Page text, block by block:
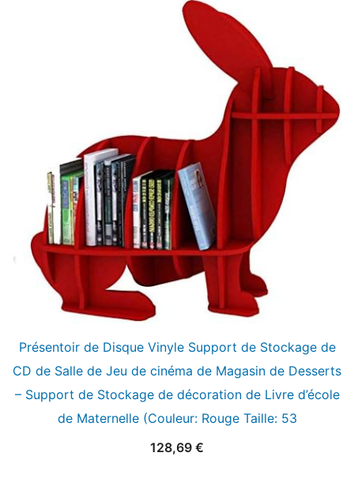
Présentoir de Disque Vinyle Support de Stockage de
CD de Salle de Jeu de cinéma de Magasin de Desserts
– Support de Stockage de décoration de Livre d’école
de Maternelle (Couleur: Rouge Taille: 53
128,69 €